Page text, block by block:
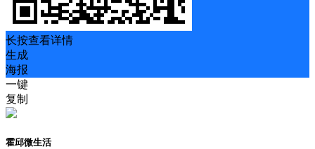
长按查看详情
生成
海报
一键
复制
霍邱微生活